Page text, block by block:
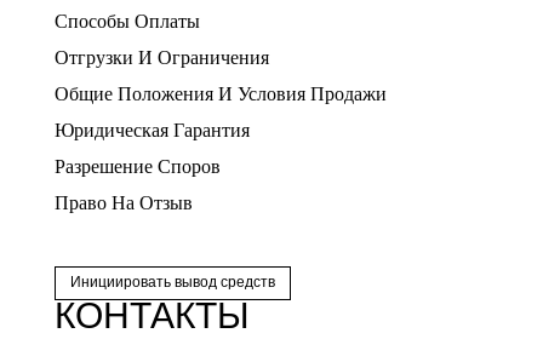
Способы Оплаты
Отгрузки И Ограничения
Общие Положения И Условия Продажи
Юридическая Гарантия
Разрешение Споров
Право На Отзыв
Инициировать вывод средств
КОНТАКТЫ